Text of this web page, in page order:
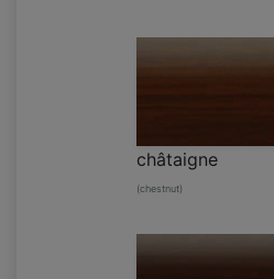
châtaigne
(chestnut)